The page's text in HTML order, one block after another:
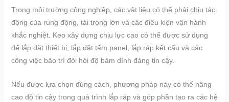
Trong môi trường công nghiệp, các vật liệu có thể phải chịu tác
động của rung động, tải trọng lớn và các điều kiện vận hành
khắc nghiệt. Keo xây dựng chịu lực cao có thể được sử dụng
để lắp đặt thiết bị, lắp đặt tấm panel, lắp ráp kết cấu và các
công việc bảo trì đòi hỏi độ bám dính đáng tin cậy.
Nếu được lựa chọn đúng cách, phương pháp này có thể nâng
cao độ tin cậy trong quá trình lắp ráp và góp phần tạo ra các hệ